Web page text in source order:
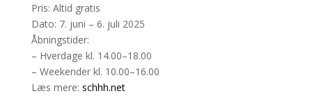
Pris: Altid gratis
Dato: 7. juni – 6. juli 2025
Åbningstider:
– Hverdage kl. 14.00–18.00
– Weekender kl. 10.00–16.00
Læs mere: schhh.net